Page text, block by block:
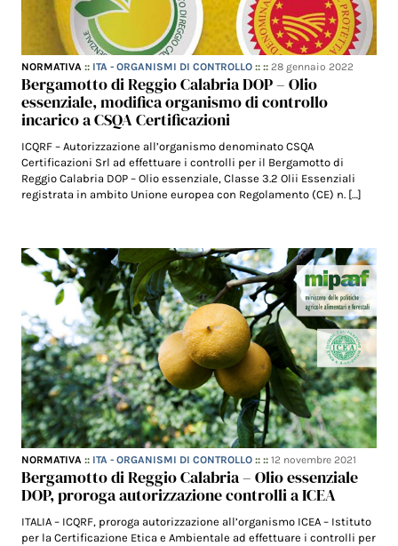
NORMATIVA :: ITA - ORGANISMI DI CONTROLLO :: ::28 gennaio 2022
Bergamotto di Reggio Calabria DOP – Olio
essenziale, modifica organismo di controllo
incarico a CSQA Certificazioni
ICQRF – Autorizzazione all’organismo denominato CSQA
Certificazioni Srl ad effettuare i controlli per il Bergamotto di
Reggio Calabria DOP – Olio essenziale, Classe 3.2 Olii Essenziali
registrata in ambito Unione europea con Regolamento (CE) n. […]
NORMATIVA :: ITA - ORGANISMI DI CONTROLLO :: ::12 novembre 2021
Bergamotto di Reggio Calabria – Olio essenziale
DOP, proroga autorizzazione controlli a ICEA
ITALIA – ICQRF, proroga autorizzazione all’organismo ICEA – Istituto
per la Certificazione Etica e Ambientale ad effettuare i controlli per